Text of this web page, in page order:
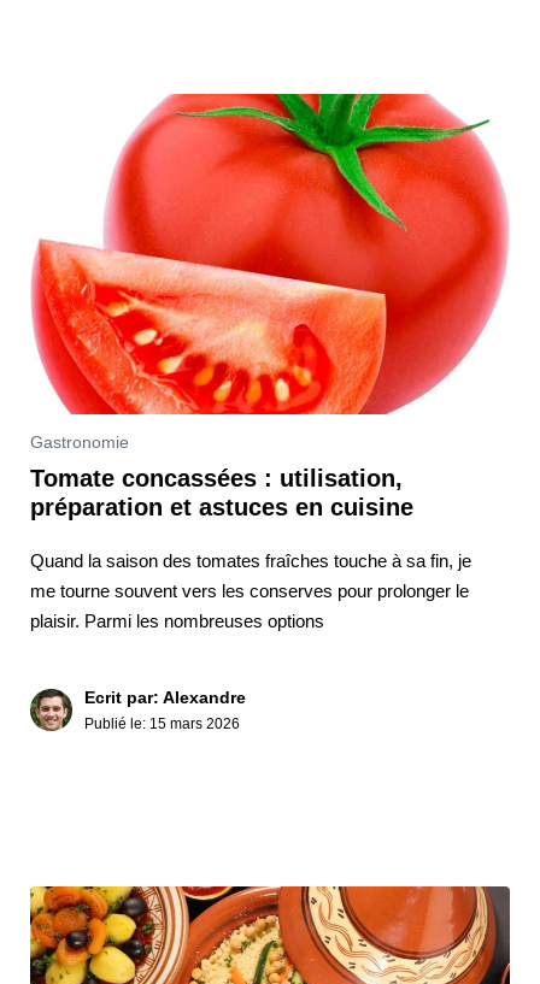
Gastronomie
Tomate concassées : utilisation,
préparation et astuces en cuisine
Quand la saison des tomates fraîches touche à sa fin, je
me tourne souvent vers les conserves pour prolonger le
plaisir. Parmi les nombreuses options
Ecrit par: Alexandre
Publié le: 15 mars 2026